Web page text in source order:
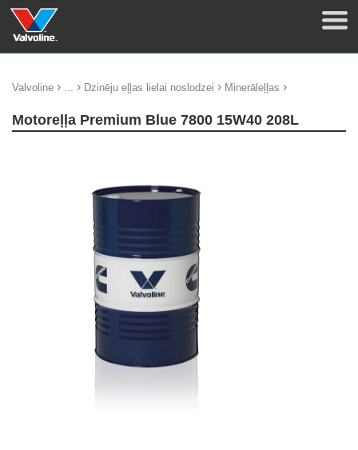
Valvoline › ... › Dzinēju eļļas lielai noslodzei › Minerāleļļas ›
Motoreļļa Premium Blue 7800 15W40 208L